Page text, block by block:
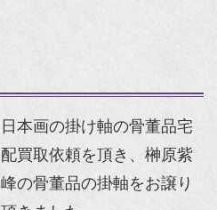
日本画の掛け軸の骨董品宅
配買取依頼を頂き、榊原紫
峰の骨董品の掛軸をお譲り